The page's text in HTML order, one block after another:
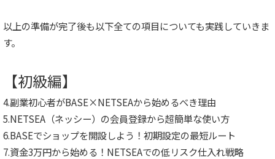
以上の準備が完了後も以下全ての項目についても実践していきま
す。
【初級編】
4.副業初心者がBASE×NETSEAから始めるべき理由
5.NETSEA（ネッシー）の会員登録から超簡単な使い方
6.BASEでショップを開設しよう！初期設定の最短ルート
7.資金3万円から始める！NETSEAでの低リスク仕入れ戦略